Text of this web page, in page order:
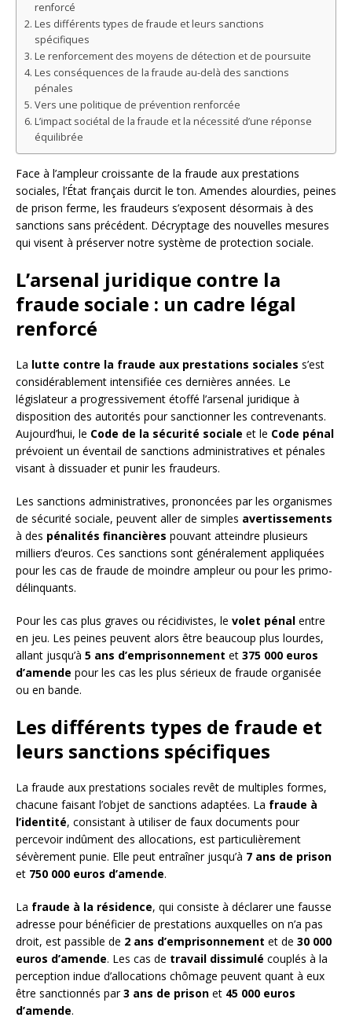
renforcé
Les différents types de fraude et leurs sanctions
spécifiques
Le renforcement des moyens de détection et de poursuite
Les conséquences de la fraude au-delà des sanctions
pénales
Vers une politique de prévention renforcée
L’impact sociétal de la fraude et la nécessité d’une réponse
équilibrée
Face à l’ampleur croissante de la fraude aux prestations
sociales, l’État français durcit le ton. Amendes alourdies, peines
de prison ferme, les fraudeurs s’exposent désormais à des
sanctions sans précédent. Décryptage des nouvelles mesures
qui visent à préserver notre système de protection sociale.
L’arsenal juridique contre la
fraude sociale : un cadre légal
renforcé
La lutte contre la fraude aux prestations sociales s’est
considérablement intensifiée ces dernières années. Le
législateur a progressivement étoffé l’arsenal juridique à
disposition des autorités pour sanctionner les contrevenants.
Aujourd’hui, le Code de la sécurité sociale et le Code pénal
prévoient un éventail de sanctions administratives et pénales
visant à dissuader et punir les fraudeurs.
Les sanctions administratives, prononcées par les organismes
de sécurité sociale, peuvent aller de simples avertissements
à des pénalités financières pouvant atteindre plusieurs
milliers d’euros. Ces sanctions sont généralement appliquées
pour les cas de fraude de moindre ampleur ou pour les primo-
délinquants.
Pour les cas plus graves ou récidivistes, le volet pénal entre
en jeu. Les peines peuvent alors être beaucoup plus lourdes,
allant jusqu’à 5 ans d’emprisonnement et 375 000 euros
d’amende pour les cas les plus sérieux de fraude organisée
ou en bande.
Les différents types de fraude et
leurs sanctions spécifiques
La fraude aux prestations sociales revêt de multiples formes,
chacune faisant l’objet de sanctions adaptées. La fraude à
l’identité, consistant à utiliser de faux documents pour
percevoir indûment des allocations, est particulièrement
sévèrement punie. Elle peut entraîner jusqu’à 7 ans de prison
et 750 000 euros d’amende.
La fraude à la résidence, qui consiste à déclarer une fausse
adresse pour bénéficier de prestations auxquelles on n’a pas
droit, est passible de 2 ans d’emprisonnement et de 30 000
euros d’amende. Les cas de travail dissimulé couplés à la
perception indue d’allocations chômage peuvent quant à eux
être sanctionnés par3 ans de prison et 45 000 euros
d’amende.